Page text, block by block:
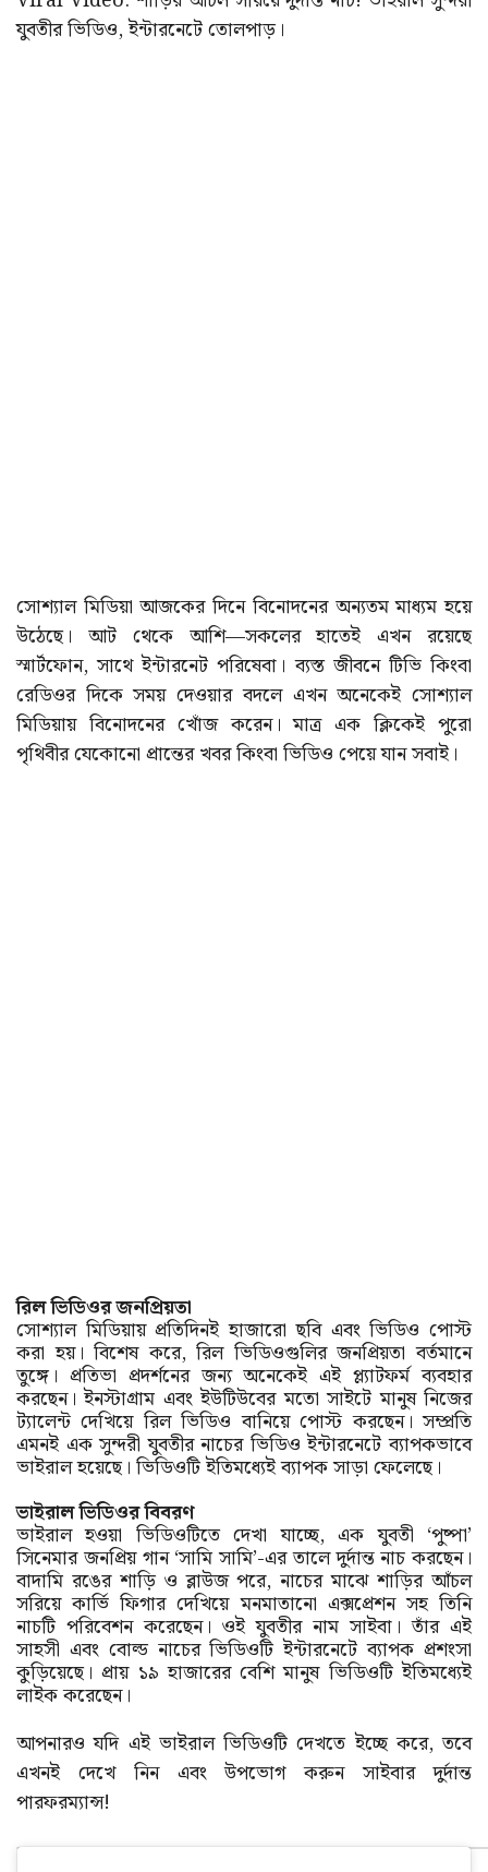
যুবতীর ভিডিও, ইন্টারনেটে তোলপাড়।
সোশ্যাল মিডিয়া আজকের দিনে বিনোদনের অন্যতম মাধ্যম হয়ে
উঠেছে। আট থেকে আশি—সকলের হাতেই এখন রয়েছে
স্মার্টফোন, সাথে ইন্টারনেট পরিষেবা। ব্যস্ত জীবনে টিভি কিংবা
রেডিওর দিকে সময় দেওয়ার বদলে এখন অনেকেই সোশ্যাল
মিডিয়ায় বিনোদনের খোঁজ করেন। মাত্র এক ক্লিকেই পুরো
পৃথিবীর যেকোনো প্রান্তের খবর কিংবা ভিডিও পেয়ে যান সবাই।
রিল ভিডিওর জনপ্রিয়তা
সোশ্যাল মিডিয়ায় প্রতিদিনই হাজারো ছবি এবং ভিডিও পোস্ট
করা হয়। বিশেষ করে, রিল ভিডিওগুলির জনপ্রিয়তা বর্তমানে
তুঙ্গে। প্রতিভা প্রদর্শনের জন্য অনেকেই এই প্ল্যাটফর্ম ব্যবহার
করছেন। ইনস্টাগ্রাম এবং ইউটিউবের মতো সাইটে মানুষ নিজের
ট্যালেন্ট দেখিয়ে রিল ভিডিও বানিয়ে পোস্ট করছেন। সম্প্রতি
এমনই এক সুন্দরী যুবতীর নাচের ভিডিও ইন্টারনেটে ব্যাপকভাবে
ভাইরাল হয়েছে। ভিডিওটি ইতিমধ্যেই ব্যাপক সাড়া ফেলেছে।
ভাইরাল ভিডিওর বিবরণ
ভাইরাল হওয়া ভিডিওটিতে দেখা যাচ্ছে, এক যুবতী ‘পুষ্পা’
সিনেমার জনপ্রিয় গান ‘সামি সামি’-এর তালে দুর্দান্ত নাচ করছেন।
বাদামি রঙের শাড়ি ও ব্লাউজ পরে, নাচের মাঝে শাড়ির আঁচল
সরিয়ে কার্ভি ফিগার দেখিয়ে মনমাতানো এক্সপ্রেশন সহ তিনি
নাচটি পরিবেশন করেছেন। ওই যুবতীর নাম সাইবা। তাঁর এই
সাহসী এবং বোল্ড নাচের ভিডিওটি ইন্টারনেটে ব্যাপক প্রশংসা
কুড়িয়েছে। প্রায় ১৯ হাজারের বেশি মানুষ ভিডিওটি ইতিমধ্যেই
লাইক করেছেন।
আপনারও যদি এই ভাইরাল ভিডিওটি দেখতে ইচ্ছে করে, তবে
এখনই দেখে নিন এবং উপভোগ করুন সাইবার দুর্দান্ত
পারফরম্যান্স!